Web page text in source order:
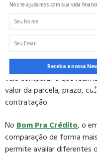
Não existe um único
de giro. A melhor opção
que a empresa precisa,
faturamento e das
Por isso, em vez de
vale comparar o que
valor da parcela, prazo,
contratação.
NoBom Pra Crédito, o
comparação de forma
permite avaliar diferentes
Nós te ajudamos com sua vida
Receba a nossa